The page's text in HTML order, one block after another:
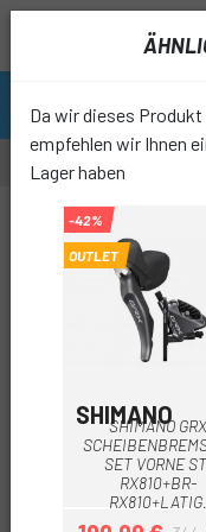
Da wir dieses
empfehlen wir Ihnen
Lager haben
-42%
OUTLET
SHIMANO
SHIMANO GRX
SET VORNE
RX810+BR-
RX810+LATIG.